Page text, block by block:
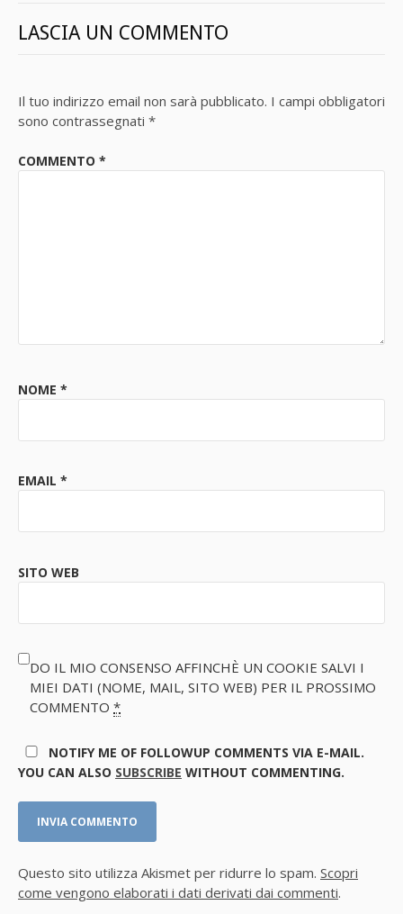
LASCIA UN COMMENTO
Il tuo indirizzo email non sarà pubblicato. I campi obbligatori
sono contrassegnati *
COMMENTO *
NOME *
EMAIL *
SITO WEB
DO IL MIO CONSENSO AFFINCHÈ UN COOKIE SALVI I
MIEI DATI (NOME, MAIL, SITO WEB) PER IL PROSSIMO
COMMENTO *
NOTIFY ME OF FOLLOWUP COMMENTS VIA E-MAIL.
YOU CAN ALSO SUBSCRIBE WITHOUT COMMENTING.
Questo sito utilizza Akismet per ridurre lo spam. Scopri
come vengono elaborati i dati derivati dai commenti.